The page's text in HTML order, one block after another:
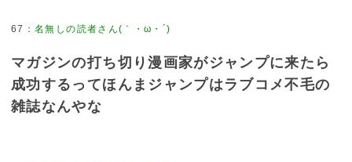
67 ：名無しの読者さん(｀・ω・´)
マガジンの打ち切り漫画家がジャンプに来たら
成功するってほんまジャンプはラブコメ不毛の
雑誌なんやな